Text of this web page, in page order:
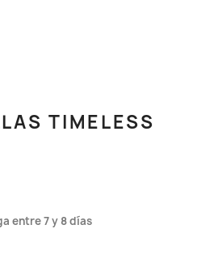
TIMELESS
entre 7 y 8 días